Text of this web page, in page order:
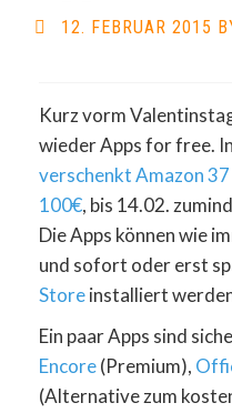
12. FEBRUAR 2015
Kurz vorm
wieder Apps for free.
verschenkt Amazon
100€, bis 14.02.
Die Apps können wie
und sofort oder erst
Storeinstalliert
Ein paar Apps sind
Encore(Premium),
(Alternative zum